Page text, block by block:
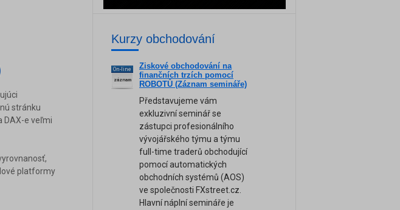
stránku
DAX-e veľmi
platformy
Kurzy obchodování
On-line
záznam
Ziskové obchodování na
finančních trzích pomocí
ROBOTŮ (Záznam semináře)
Představujeme vám
exkluzivní seminář se
zástupci profesionálního
vývojářského týmu a týmu
full-time traderů obchodující
pomocí automatických
obchodních systémů (AOS)
ve společnosti FXstreet.cz.
Hlavní náplní semináře je